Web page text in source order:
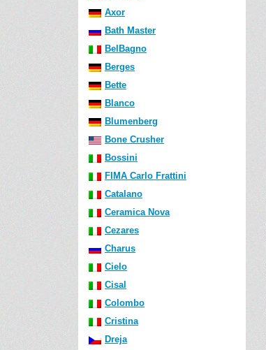
Axor
Bath Master
BelBagno
Berges
Bette
Blanco
Blumenberg
Bone Crusher
Bossini
FIMA Carlo Frattini
Catalano
Ceramica Nova
Cezares
Charus
Cielo
Cisal
Colombo
Cristina
Dreja